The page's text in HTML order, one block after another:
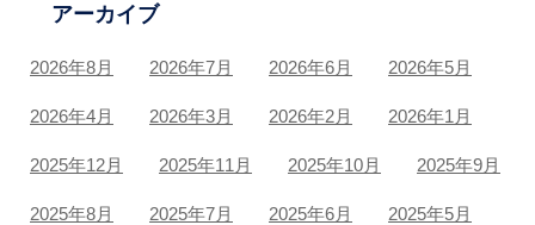
アーカイブ
2026年8月 2026年7月 2026年6月 2026年5月
2026年4月 2026年3月 2026年2月 2026年1月
2025年12月 2025年11月 2025年10月 2025年9月
2025年8月 2025年7月 2025年6月 2025年5月